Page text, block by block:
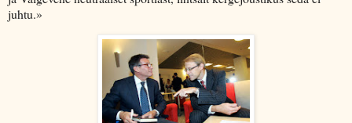
juhtu.»